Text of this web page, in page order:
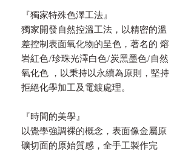
『獨家特殊色澤工法』
獨家開發自然控溫工法，以精密的溫
差控制表面氧化物的呈色，著名的 熔
岩紅色/珍珠光澤白色/炭黑墨色/自然
氧化色 ，以秉持以永續為原則，堅持
拒絕化學加工及電鍍處理。
『時間的美學』
以覺學強調裸的概念，表面像金屬原
礦切面的原始質感，全手工製作完